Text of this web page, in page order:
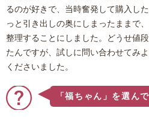
るのが好きで、当時奮発して購入し
っと引き出しの奥にしまったままで
整理することにしました。どうせ値
たんですが、試しに問い合わせてみ
くださいました。
「福ちゃん」を選ん